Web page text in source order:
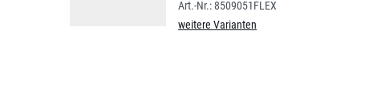
8509051FLEX
weitere Varianten